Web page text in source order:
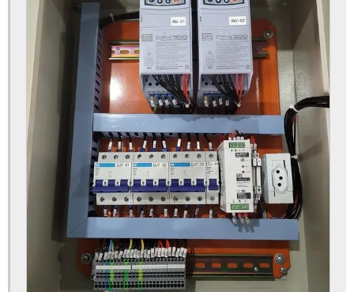
Tubeteira espiral
Máquina de tubos de papel
Máquina de cortar tubete
Máquina de cortar tubete de papelão
Máquina de cortar tubo de papelão
Máquina de fazer tubete
Máquina de fazer tubete de papelão
Máquina de fazer tubos de papelão
Refiladora de papel profissional
Refiladora de papel semi industrial